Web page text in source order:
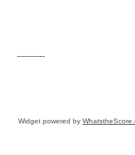
----------
Widget powered by